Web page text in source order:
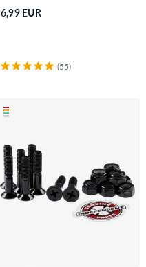
6,99 EUR
(55)